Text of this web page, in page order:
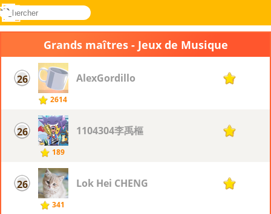
Novel
rechercher
Connectez-
Menu
Grands maîtres - Jeux de Musique
26
2614
AlexGordillo 10
26
189
1104304李禹樞 10
26
341
Lok Hei CHENG 10